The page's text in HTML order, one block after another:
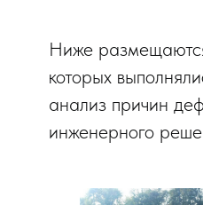
Связанные услуги